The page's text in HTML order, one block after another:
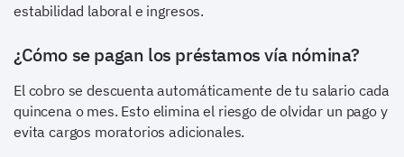
estabilidad laboral e ingresos.
¿Cómo se pagan los préstamos vía nómina?
El cobro se descuenta automáticamente de tu salario cada
quincena o mes. Esto elimina el riesgo de olvidar un pago y
evita cargos moratorios adicionales.